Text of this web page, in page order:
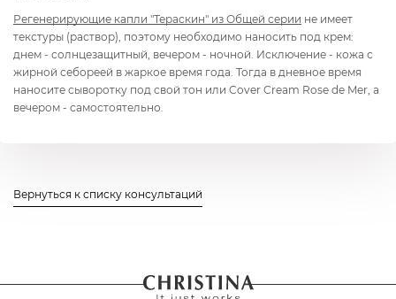
Регенерирующие капли "Тераскин" из Общей серии не имеет
текстуры (раствор), поэтому необходимо наносить под крем:
днем - солнцезащитный, вечером - ночной. Исключение - кожа с
жирной себореей в жаркое время года. Тогда в дневное время
наносите сыворотку под свой тон или Cover Cream Rose de Mer, а
вечером - самостоятельно.
Вернуться к списку консультаций